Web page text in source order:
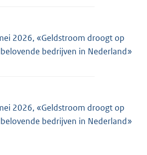
2026, «Geldstroom droogt op
bedrijven in Nederland»
2026, «Geldstroom droogt op
bedrijven in Nederland»